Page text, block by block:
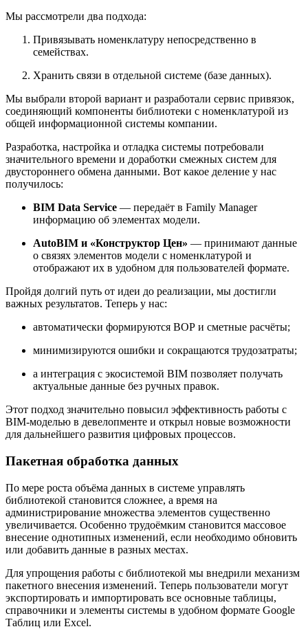
Мы рассмотрели два подхода:
Привязывать номенклатуру непосредственно в
семействах.
Хранить связи в отдельной системе (базе данных).
Мы выбрали второй вариант и разработали сервис привязок,
соединяющий компоненты библиотеки с номенклатурой из
общей информационной системы компании.
Разработка, настройка и отладка системы потребовали
значительного времени и доработки смежных систем для
двустороннего обмена данными. Вот какое деление у нас
получилось:
BIM Data Service — передаёт в Family Manager
информацию об элементах модели.
AutoBIM и «Конструктор Цен» — принимают данные
о связях элементов модели с номенклатурой и
отображают их в удобном для пользователей формате.
Пройдя долгий путь от идеи до реализации, мы достигли
важных результатов. Теперь у нас:
автоматически формируются ВОР и сметные расчёты;
минимизируются ошибки и сокращаются трудозатраты;
а интеграция с экосистемой BIM позволяет получать
актуальные данные без ручных правок.
Этот подход значительно повысил эффективность работы с
BIM-моделью в девелопменте и открыл новые возможности
для дальнейшего развития цифровых процессов.
Пакетная обработка данных
По мере роста объёма данных в системе управлять
библиотекой становится сложнее, а время на
администрирование множества элементов существенно
увеличивается. Особенно трудоёмким становится массовое
внесение однотипных изменений, если необходимо обновить
или добавить данные в разных местах.
Для упрощения работы с библиотекой мы внедрили механизм
пакетного внесения изменений. Теперь пользователи могут
экспортировать и импортировать все основные таблицы,
справочники и элементы системы в удобном формате Google
Таблиц или Excel.